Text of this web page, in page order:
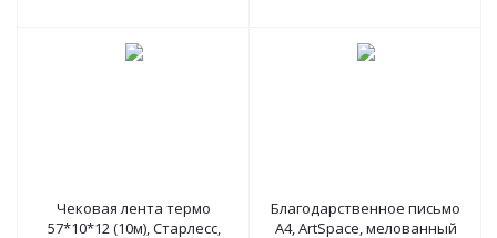
Чековая лента термо
57*10*12 (10м), Старлесс,
Благодарственное письмо
А4, ArtSpace, мелованный